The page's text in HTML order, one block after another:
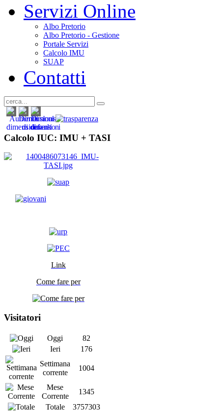
Servizi Online
Albo Pretorio
Albo Pretorio - Gestione
Portale Servizi
Calcolo IMU
SUAP
Contatti
Calcolo IUC: IMU + TASI
Link
Come fare per
Visitatori
Oggi
82
Ieri
176
Settimana
corrente
1004
Mese
Corrente
1345
Totale
3757303